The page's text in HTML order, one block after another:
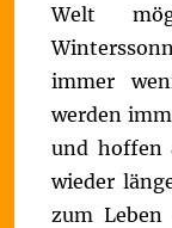
Welt
immer
werden
und hoffen
wieder
zum